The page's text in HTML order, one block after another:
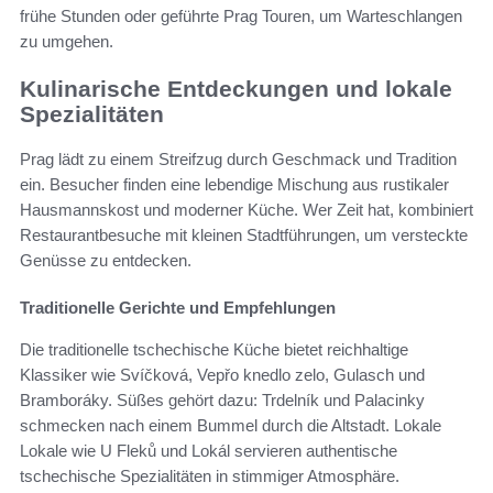
frühe Stunden oder geführte Prag Touren, um Warteschlangen
zu umgehen.
Kulinarische Entdeckungen und lokale
Spezialitäten
Prag lädt zu einem Streifzug durch Geschmack und Tradition
ein. Besucher finden eine lebendige Mischung aus rustikaler
Hausmannskost und moderner Küche. Wer Zeit hat, kombiniert
Restaurantbesuche mit kleinen Stadtführungen, um versteckte
Genüsse zu entdecken.
Traditionelle Gerichte und Empfehlungen
Die traditionelle tschechische Küche bietet reichhaltige
Klassiker wie Svíčková, Vepřo knedlo zelo, Gulasch und
Bramboráky. Süßes gehört dazu: Trdelník und Palacinky
schmecken nach einem Bummel durch die Altstadt. Lokale
Lokale wie U Fleků und Lokál servieren authentische
tschechische Spezialitäten in stimmiger Atmosphäre.